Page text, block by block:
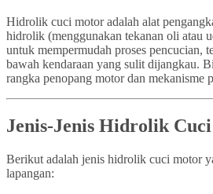
Hidrolik cuci motor adalah alat
hidrolik (menggunakan tekanan oli atau
untuk mempermudah proses pencucian,
bawah kendaraan yang sulit dijangkau.
rangka penopang motor dan mekanisme
Jenis-Jenis Hidrolik
Berikut adalah jenis hidrolik cuci motor
lapangan: